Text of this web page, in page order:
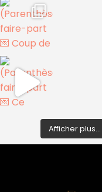
Afficher plus...